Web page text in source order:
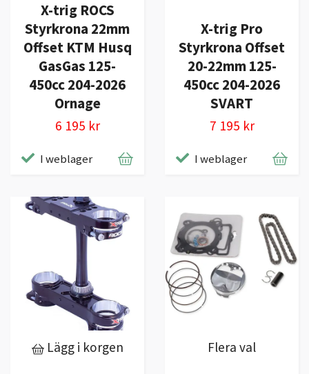
X-trig ROCS
Styrkrona 22mm
Offset KTM Husq
GasGas 125-
450cc 204-2026
Ornage
6 195 kr
I weblager
X-trig Pro
Styrkrona Offset
20-22mm 125-
450cc 204-2026
SVART
7 195 kr
I weblager
Lägg i korgen Flera val